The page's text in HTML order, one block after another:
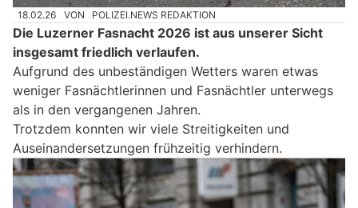
18.02.26 VON POLIZEI.NEWS REDAKTION
Die Luzerner Fasnacht 2026 ist aus unserer Sicht
insgesamt friedlich verlaufen.
Aufgrund des unbeständigen Wetters waren etwas
weniger Fasnächtlerinnen und Fasnächtler unterwegs
als in den vergangenen Jahren.
Trotzdem konnten wir viele Streitigkeiten und
Auseinandersetzungen frühzeitig verhindern.